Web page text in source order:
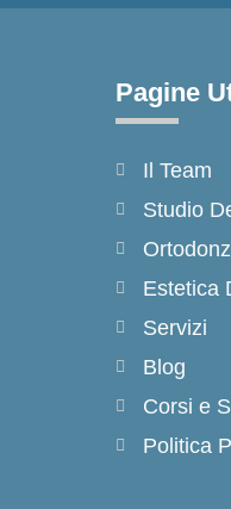
Pagine
Il Team
Studio
Estetica
Servizi
Blog
Corsi e
Politica